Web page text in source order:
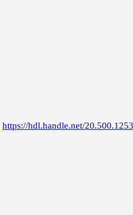
https://hdl.handle.net/